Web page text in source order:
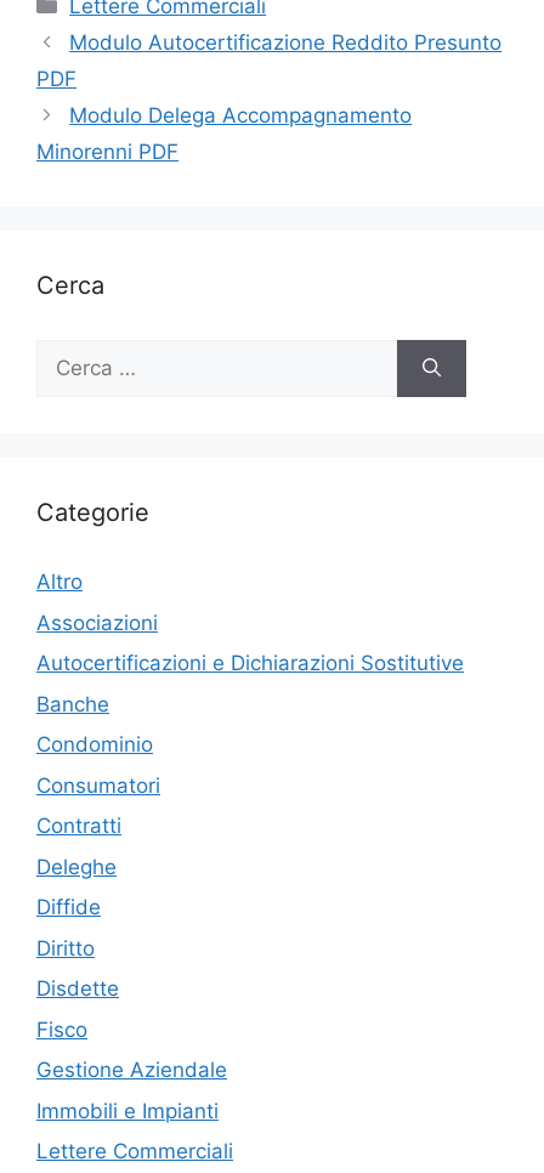
Lettere Commerciali
Modulo Autocertificazione Reddito Presunto
PDF
Modulo Delega Accompagnamento
Minorenni PDF
Cerca
Ricerca
Categorie
Altro
Associazioni
Autocertificazioni e Dichiarazioni Sostitutive
Banche
Condominio
Consumatori
Contratti
Deleghe
Diffide
Diritto
Disdette
Fisco
Gestione Aziendale
Immobili e Impianti
Lettere Commerciali